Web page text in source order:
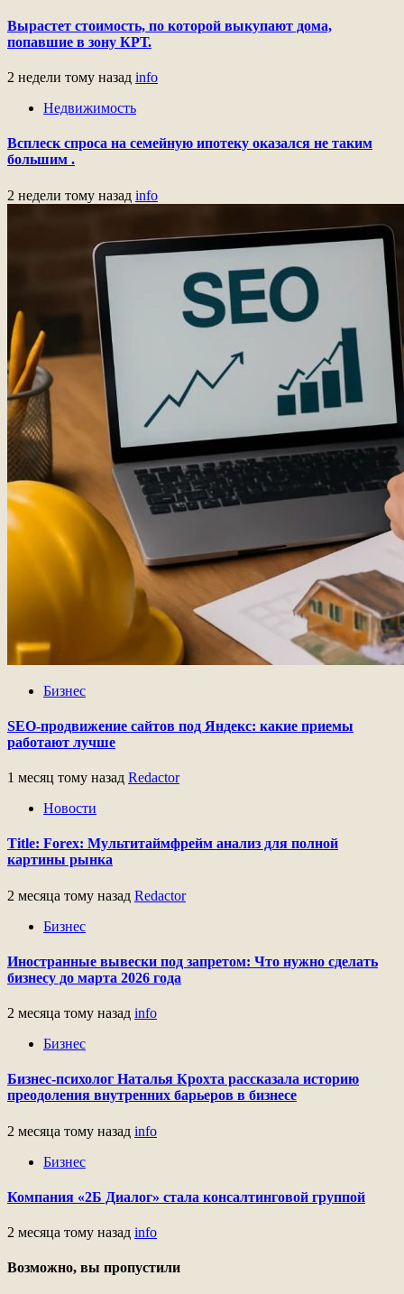
Вырастет стоимость, по которой выкупают дома,
попавшие в зону КРТ.
2 недели тому назад info
Недвижимость
Всплеск спроса на семейную ипотеку оказался не таким
большим .
2 недели тому назад info
Бизнес
SEO-продвижение сайтов под Яндекс: какие приемы
работают лучше
1 месяц тому назад Redactor
Новости
Title: Forex: Мультитаймфрейм анализ для полной
картины рынка
2 месяца тому назад Redactor
Бизнес
Иностранные вывески под запретом: Что нужно сделать
бизнесу до марта 2026 года
2 месяца тому назад info
Бизнес
Бизнес-психолог Наталья Крохта рассказала историю
преодоления внутренних барьеров в бизнесе
2 месяца тому назад info
Бизнес
Компания «2Б Диалог» стала консалтинговой группой
2 месяца тому назад info
Возможно, вы пропустили